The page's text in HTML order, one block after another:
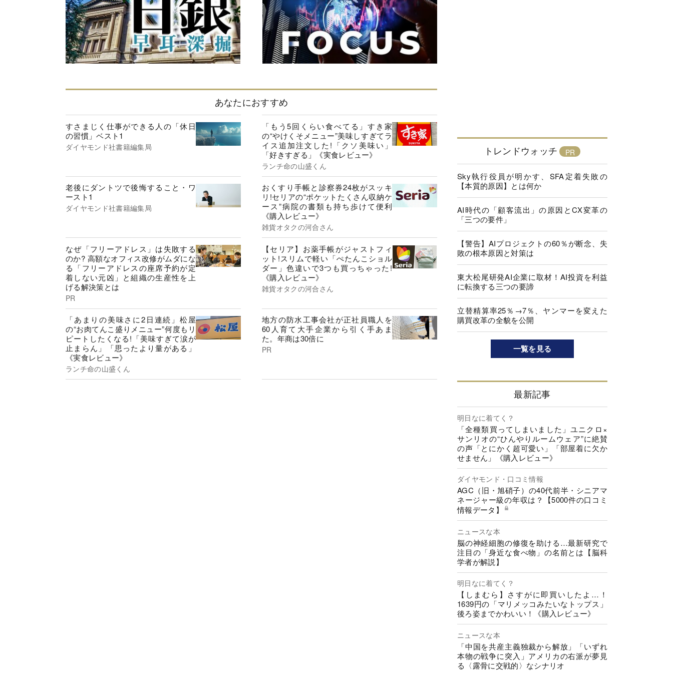
あなたにおすすめ
すさまじく仕事ができる人の「休日
の習慣」ベスト1
ダイヤモンド社書籍編集局
「もう5回くらい食べてる」すき家
の“やけくそメニュー”美味しすぎてラ
イス追加注文した!「クソ美味い」
「好きすぎる」《実食レビュー》
ランチ命の山盛くん
老後にダントツで後悔すること・ワ
ースト1
ダイヤモンド社書籍編集局
おくすり手帳と診察券24枚がスッキ
リ!セリアの“ポケットたくさん収納ケ
ース”病院の書類も持ち歩けて便利
《購入レビュー》
雑貨オタクの河合さん
なぜ「フリーアドレス」は失敗する
のか? 高額なオフィス改修がムダにな
る「フリーアドレスの座席予約が定
着しない元凶」と組織の生産性を上
げる解決策とは
PR
【セリア】お薬手帳がジャストフィ
ット!スリムで軽い「ぺたんこショル
ダー」色違いで3つも買っちゃった!
《購入レビュー》
雑貨オタクの河合さん
「あまりの美味さに2日連続」松屋
の“お肉てんこ盛りメニュー”何度もリ
ピートしたくなる!「美味すぎて涙が
止まらん」「思ったより量がある」
《実食レビュー》
ランチ命の山盛くん
地方の防水工事会社が正社員職人を
60人育て大手企業から引く手あま
た。年商は30倍に
PR
トレンドウォッチ
Sky執行役員が明かす、SFA定着失敗の
【本質的原因】とは何か
AI時代の「顧客流出」の原因とCX変革の
「三つの要件」
【警告】AIプロジェクトの60％が断念、失
敗の根本原因と対策は
東大松尾研発AI企業に取材！AI投資を利益
に転換する三つの要諦
立替精算率25％→7％、ヤンマーを変えた
購買改革の全貌を公開
一覧を見る
最新記事
明日なに着てく？
「全種類買ってしまいました」ユニクロ×
サンリオの“ひんやりルームウェア”に絶賛
の声「とにかく超可愛い」「部屋着に欠か
せません」《購入レビュー》
ダイヤモンド・口コミ情報
AGC（旧・旭硝子）の40代前半・シニアマ
ネージャー級の年収は？【5000件の口コミ
情報データ】
ニュースな本
脳の神経細胞の修復を助ける…最新研究で
注目の「身近な食べ物」の名前とは【脳科
学者が解説】
明日なに着てく？
【しまむら】さすがに即買いしたよ…！
1639円の「マリメッコみたいなトップス」
後ろ姿までかわいい！《購入レビュー》
ニュースな本
「中国を共産主義独裁から解放」「いずれ
本物の戦争に突入」アメリカの右派が夢見
る〈露骨に交戦的〉なシナリオ